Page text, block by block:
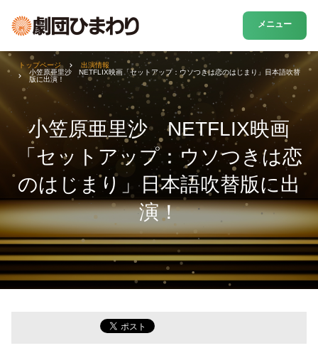
メニュー
小笠原亜里沙 NETFLIX映画
「セットアップ：ウソつきは恋
のはじまり」日本語吹替版に出
演！
トップページ
出演情報
小笠原亜里沙 NETFLIX映画「セットアップ：ウソつきは恋のはじまり」日本語吹替
版に出演！